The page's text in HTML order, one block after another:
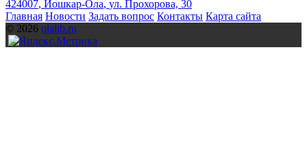
424007, Йошкар-Ола, ул. Прохорова, 30
Главная Новости Задать вопрос Контакты Карта сайта
© 2026 olalib.ru